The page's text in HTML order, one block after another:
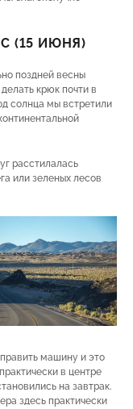
(15 ИЮНЯ)
поздней весны
крюк почти в
солнца мы встретили
расстилалась
или зеленых лесов
машину и это
в центре
на завтрак.
здесь практически